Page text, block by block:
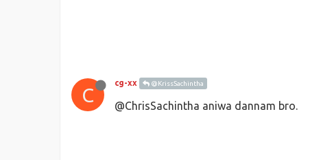
C
cg-xx @KrissSachintha
@ChrisSachintha aniwa dannam bro.